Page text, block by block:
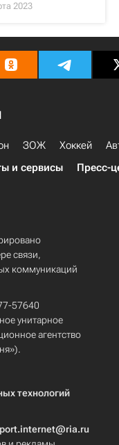
2023
ЗОЖ Хоккей
и сервисы Пресс-
связи,
коммуникаций
57640
унитарное
агентство
технологий